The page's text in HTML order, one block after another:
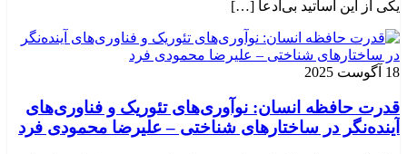
یکی از این اساتید بی‌ادعا […]
18 آگوست 2025
قدرت حافظه انسان: نوآوری‌های تئوریک و فناوری‌های
آینده‌نگر در ساختارهای شناختی – علیرضا محمودی فرد